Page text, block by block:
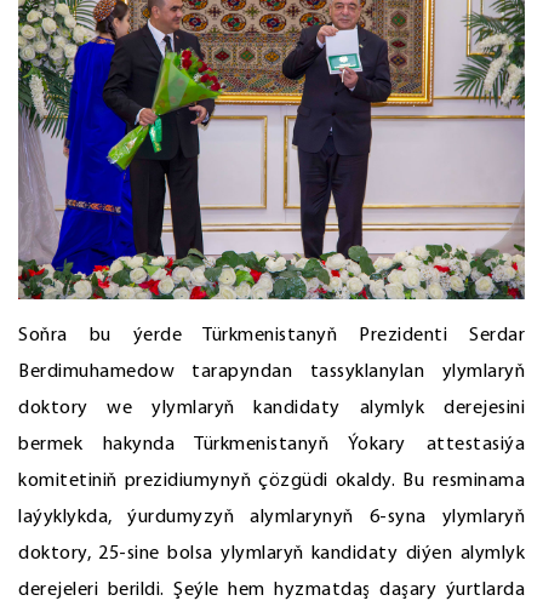
Soňra bu ýerde Türkmenistanyň Prezidenti Serdar
Berdimuhamedow tarapyndan tassyklanylan ylymlaryň
doktory we ylymlaryň kandidaty alymlyk derejesini
bermek hakynda Türkmenistanyň Ýokary attestasiýa
komitetiniň prezidiumynyň çözgüdi okaldy. Bu resminama
laýyklykda, ýurdumyzyň alymlarynyň 6-syna ylymlaryň
doktory, 25-sine bolsa ylymlaryň kandidaty diýen alymlyk
derejeleri berildi. Şeýle hem hyzmatdaş daşary ýurtlarda